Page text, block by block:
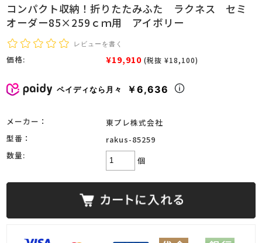
コンパクト収納！折りたたみふた ラクネス セミ
オーダー85×259ｃｍ用 アイボリー
レビューを書く
価格: ¥19,910 (税抜 ¥18,100)
ペイディなら月々 ￥6,636
メーカー：
東プレ株式会社
型番：
rakus-85259
数量:
個